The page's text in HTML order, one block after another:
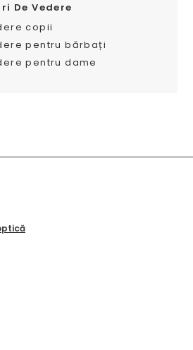
De Vedere
copii
pentru bărbați
pentru dame